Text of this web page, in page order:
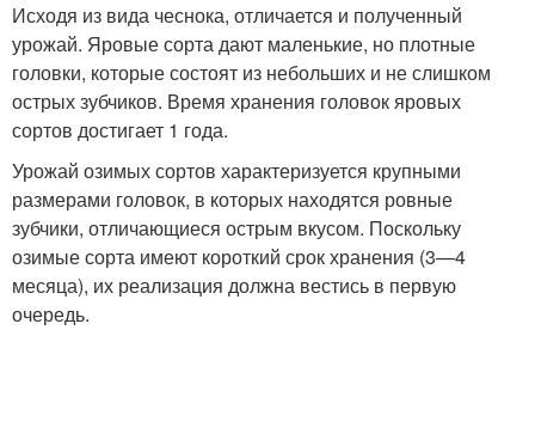
Исходя из вида чеснока, отличается и полученный
урожай. Яровые сорта дают маленькие, но плотные
головки, которые состоят из небольших и не слишком
острых зубчиков. Время хранения головок яровых
сортов достигает 1 года.
Урожай озимых сортов характеризуется крупными
размерами головок, в которых находятся ровные
зубчики, отличающиеся острым вкусом. Поскольку
озимые сорта имеют короткий срок хранения (3—4
месяца), их реализация должна вестись в первую
очередь.